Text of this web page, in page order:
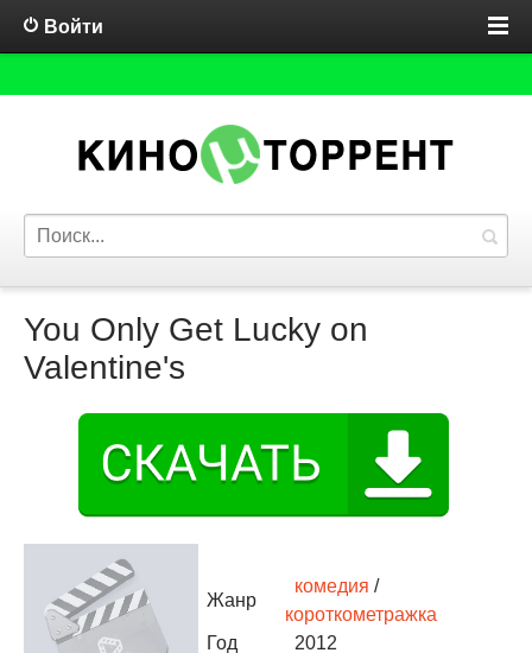
Войти
You Only Get Lucky on
Valentine's
Жанр
комедия /
короткометражка
Год
2012